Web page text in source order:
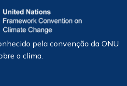
pela convenção da ONU
o clima.